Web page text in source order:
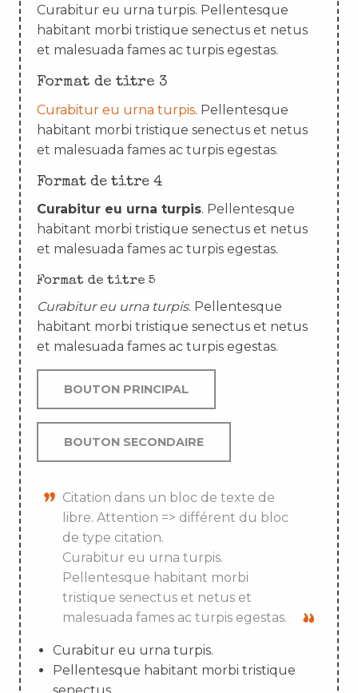
Curabitur eu urna turpis. Pellentesque
habitant morbi tristique senectus et netus
et malesuada fames ac turpis egestas.
Format de titre 3
Curabitur eu urna turpis. Pellentesque
habitant morbi tristique senectus et netus
et malesuada fames ac turpis egestas.
Format de titre 4
Curabitur eu urna turpis. Pellentesque
habitant morbi tristique senectus et netus
et malesuada fames ac turpis egestas.
Format de titre 5
Curabitur eu urna turpis. Pellentesque
habitant morbi tristique senectus et netus
et malesuada fames ac turpis egestas.
BOUTON PRINCIPAL
BOUTON SECONDAIRE
Citation dans un bloc de texte de
libre. Attention => différent du bloc
de type citation.
Curabitur eu urna turpis.
Pellentesque habitant morbi
tristique senectus et netus et
malesuada fames ac turpis egestas.
Curabitur eu urna turpis.
Pellentesque habitant morbi tristique